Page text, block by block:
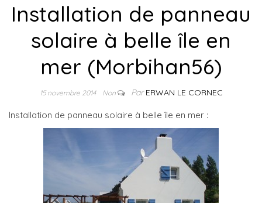
Installation de panneau
solaire à belle île en
mer (Morbihan56)
15 novembre 2014 Non ParERWAN LE CORNEC
Installation de panneau solaire à belle île en mer :